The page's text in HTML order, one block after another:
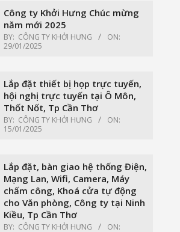
Công ty Khởi Hưng Chúc mừng
năm mới 2025
BY: CÔNG TY KHỞI HƯNG
ON:
29/01/2025
Lắp đặt thiết bị họp trực tuyến,
hội nghị trực tuyến tại Ô Môn,
Thốt Nốt, Tp Cần Thơ
BY: CÔNG TY KHỞI HƯNG
ON:
15/01/2025
Lắp đặt, bàn giao hệ thống Điện,
Mạng Lan, Wifi, Camera, Máy
chấm công, Khoá cửa tự động
cho Văn phòng, Công ty tại Ninh
Kiều, Tp Cần Thơ
BY: CÔNG TY KHỞI HƯNG
ON: